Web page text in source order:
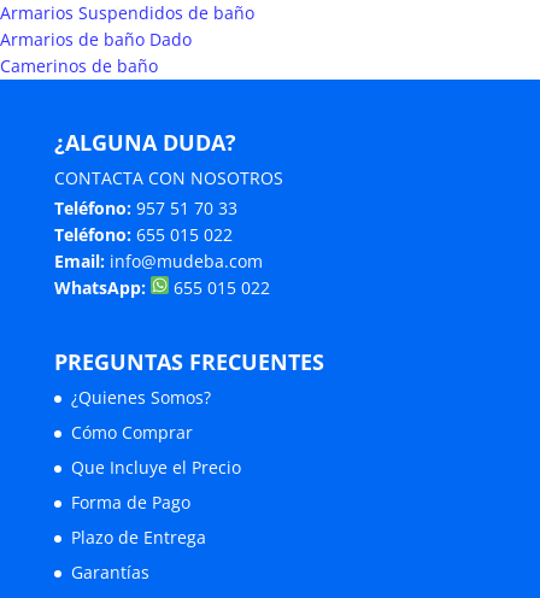
Armarios Suspendidos de baño
Armarios de baño Dado
Camerinos de baño
¿ALGUNA DUDA?
CONTACTA CON NOSOTROS
Teléfono: 957 51 70 33
Teléfono: 655 015 022
Email: info@mudeba.com
WhatsApp:
655 015 022
PREGUNTAS FRECUENTES
¿Quienes Somos?
Cómo Comprar
Que Incluye el Precio
Forma de Pago
Plazo de Entrega
Garantías